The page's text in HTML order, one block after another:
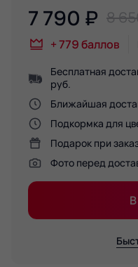
7 790 ₽ 8
+779баллов
Бесплатная
руб.
Ближайшая
Подкормка для
Подарок при
Фото перед